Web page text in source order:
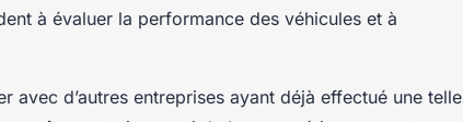
à évaluer la performance des véhicules et à
avec d’autres entreprises ayant déjà effectué une telle